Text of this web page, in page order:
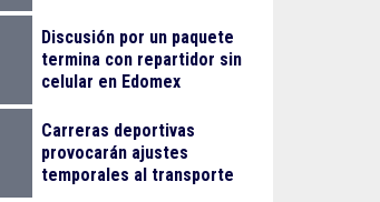
Discusión por un paquete
termina con repartidor sin
celular en Edomex
Carreras deportivas
provocarán ajustes
temporales al transporte